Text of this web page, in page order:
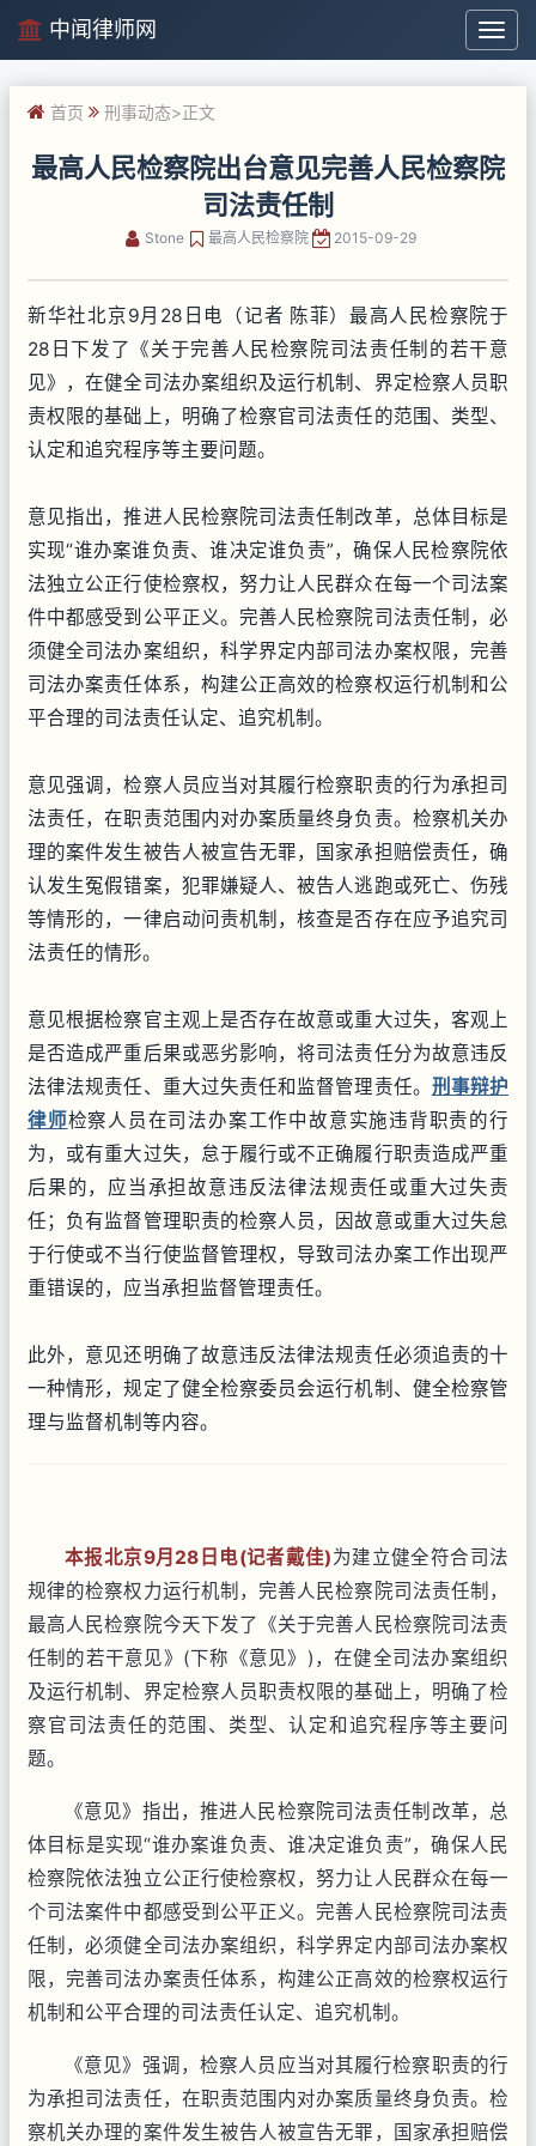
中
闻
律
中闻律师网
首页 刑事动态>正文
最高人民检察院出台意见完善人民检察院
司法责任制
Stone 最高人民检察院 2015-09-29
新华社北京9月28日电（记者 陈菲）最高人民检察院于
28日下发了《关于完善人民检察院司法责任制的若干意
见》，在健全司法办案组织及运行机制、界定检察人员职
责权限的基础上，明确了检察官司法责任的范围、类型、
认定和追究程序等主要问题。
意见指出，推进人民检察院司法责任制改革，总体目标是
实现“谁办案谁负责、谁决定谁负责”，确保人民检察院依
法独立公正行使检察权，努力让人民群众在每一个司法案
件中都感受到公平正义。完善人民检察院司法责任制，必
须健全司法办案组织，科学界定内部司法办案权限，完善
司法办案责任体系，构建公正高效的检察权运行机制和公
平合理的司法责任认定、追究机制。
意见强调，检察人员应当对其履行检察职责的行为承担司
法责任，在职责范围内对办案质量终身负责。检察机关办
理的案件发生被告人被宣告无罪，国家承担赔偿责任，确
认发生冤假错案，犯罪嫌疑人、被告人逃跑或死亡、伤残
等情形的，一律启动问责机制，核查是否存在应予追究司
法责任的情形。
意见根据检察官主观上是否存在故意或重大过失，客观上
是否造成严重后果或恶劣影响，将司法责任分为故意违反
法律法规责任、重大过失责任和监督管理责任。 刑事辩护
律师检察人员在司法办案工作中故意实施违背职责的行
为，或有重大过失，怠于履行或不正确履行职责造成严重
后果的，应当承担故意违反法律法规责任或重大过失责
任；负有监督管理职责的检察人员，因故意或重大过失怠
于行使或不当行使监督管理权，导致司法办案工作出现严
重错误的，应当承担监督管理责任。
此外，意见还明确了故意违反法律法规责任必须追责的十
一种情形，规定了健全检察委员会运行机制、健全检察管
理与监督机制等内容。
本报北京9月28日电(记者戴佳)为建立健全符合司法
规律的检察权力运行机制，完善人民检察院司法责任制，
最高人民检察院今天下发了《关于完善人民检察院司法责
任制的若干意见》(下称《意见》)，在健全司法办案组织
及运行机制、界定检察人员职责权限的基础上，明确了检
察官司法责任的范围、类型、认定和追究程序等主要问
题。
《意见》指出，推进人民检察院司法责任制改革，总
体目标是实现“谁办案谁负责、谁决定谁负责”，确保人民
检察院依法独立公正行使检察权，努力让人民群众在每一
个司法案件中都感受到公平正义。完善人民检察院司法责
任制，必须健全司法办案组织，科学界定内部司法办案权
限，完善司法办案责任体系，构建公正高效的检察权运行
机制和公平合理的司法责任认定、追究机制。
《意见》强调，检察人员应当对其履行检察职责的行
为承担司法责任，在职责范围内对办案质量终身负责。检
察机关办理的案件发生被告人被宣告无罪，国家承担赔偿